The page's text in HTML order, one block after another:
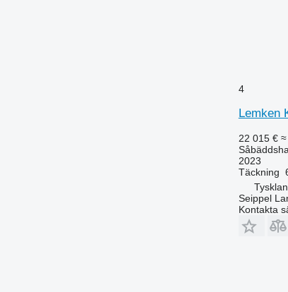
4
Lemken
22 015 €
2023
Täckning
Seippel
Kontakta